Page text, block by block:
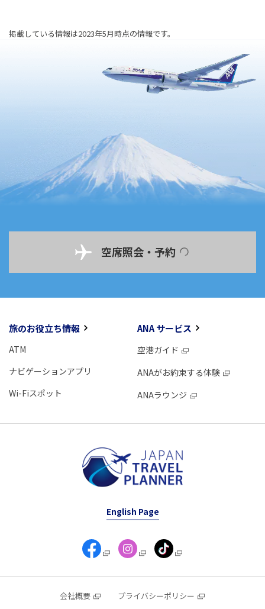
掲載している情報は2023年5月時点の情報です。
空席照会・予約
旅のお役立ち情報
ATM
ナビゲーションアプリ
Wi-Fiスポット
ANA サービス
空港ガイド
ANAがお約束する体験
ANAラウンジ
English Page
会社概要
プライバシーポリシー